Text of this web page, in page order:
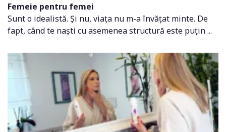
Femeie pentru femei
Sunt o idealistă. Și nu, viața nu m-a învățat minte. De
fapt, când te naști cu asemenea structură este puțin ...